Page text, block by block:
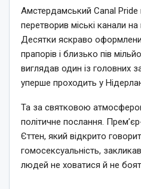
Амстердамський Canal Pride
перетворив міські канали
Десятки яскраво
прапорів і близько пів
виглядав один із головних
уперше проходить у
Та за святковою
політичне послання.
Єттен, який відкрито
гомосексуальність,
людей не ховатися й не